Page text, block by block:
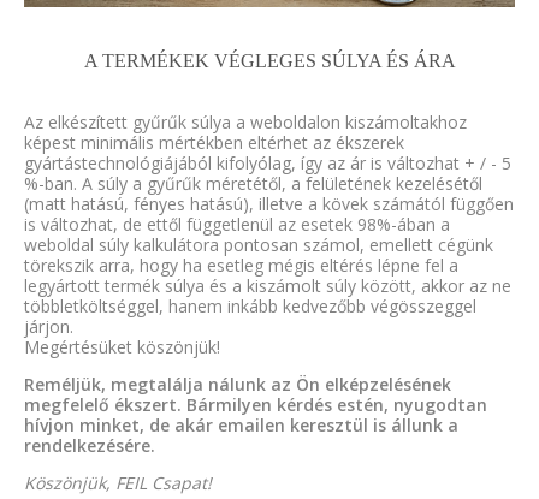
A TERMÉKEK VÉGLEGES SÚLYA ÉS ÁRA
Az elkészített gyűrűk súlya a weboldalon kiszámoltakhoz
képest minimális mértékben eltérhet az ékszerek
gyártástechnológiájából kifolyólag, így az ár is változhat + / - 5
%-ban. A súly a gyűrűk méretétől, a felületének kezelésétől
(matt hatású, fényes hatású), illetve a kövek számától függően
is változhat, de ettől függetlenül az esetek 98%-ában a
weboldal súly kalkulátora pontosan számol, emellett cégünk
törekszik arra, hogy ha esetleg mégis eltérés lépne fel a
legyártott termék súlya és a kiszámolt súly között, akkor az ne
többletköltséggel, hanem inkább kedvezőbb végösszeggel
járjon.
Megértésüket köszönjük!
Reméljük, megtalálja nálunk az Ön elképzelésének
megfelelő ékszert. Bármilyen kérdés estén, nyugodtan
hívjon minket, de akár emailen keresztül is állunk a
rendelkezésére.
Köszönjük, FEIL Csapat!